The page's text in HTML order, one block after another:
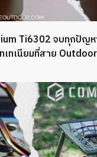
Ti6302 จบทุกปัญห
เทเนียมที่สาย